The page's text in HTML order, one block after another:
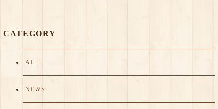
CATEGORY
ALL
NEWS